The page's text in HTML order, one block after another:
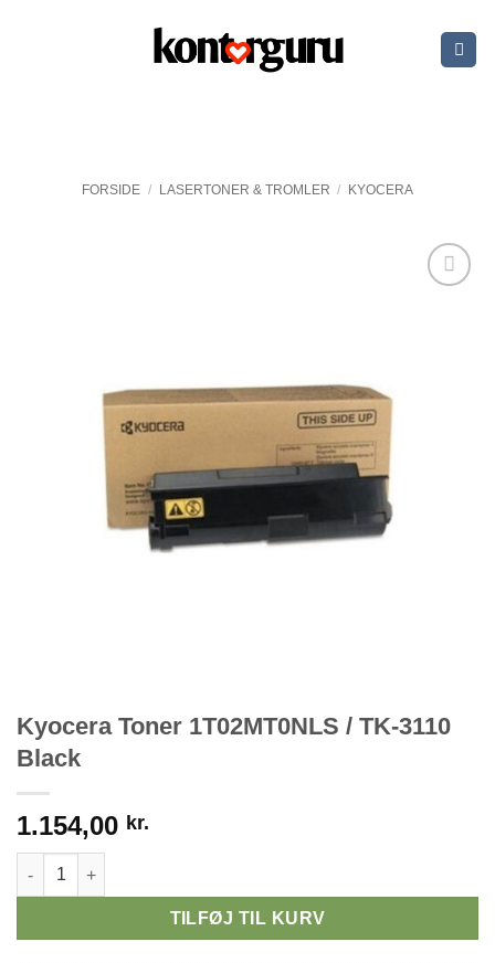
FORSIDE / LASERTONER & TROMLER / KYOCERA
Kyocera Toner 1T02MT0NLS / TK-3110
Black
1.154,00 kr.
Kyocera Toner 1T02MT0NLS / TK-3110 Black antal
TILFØJ TIL KURV